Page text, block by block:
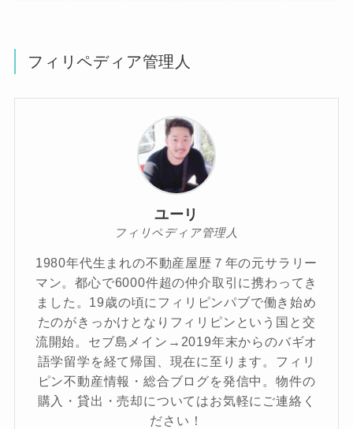
フィリペディア管理人
ユーリ
フィリペディア管理人
1980年代生まれの不動産屋歴７年の元サラリー
マン。都心で6000件超の仲介取引に携わってき
ました。19歳の頃にフィリピンパブで働き始め
たのがきっかけとなりフィリピンという国と交
流開始。セブ島メイン→2019年末からのバギオ
語学留学を経て帰国、現在に至ります。フィリ
ピン不動産情報・総合ブログを発信中。物件の
購入・貸出・売却についてはお気軽にご連絡く
ださい！